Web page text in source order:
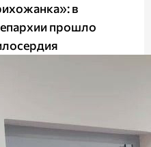
в
прошло